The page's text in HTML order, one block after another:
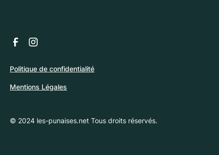
© 2024 les-punaises.net Tous droits réservés.
Politique de confidentialité
Mentions Légales